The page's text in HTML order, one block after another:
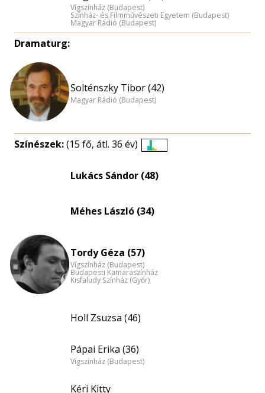
Vígszínház (Budapest)
Színház- és Filmművészeti Egyetem (Budapest)
Magyar Rádió (Budapest)
Dramaturg:
Solténszky Tibor (42)
Magyar Rádió (Budapest)
Színészek:(15 fő, átl. 36 év)
eloszlás
Lukács Sándor (48)
Méhes László (34)
Tordy Géza (57)
Vígszínház (Budapest)
Budapesti Kamaraszínház
Kisfaludy Színház (Győr)
Holl Zsuzsa (46)
Pápai Erika (36)
Vígszínház (Budapest)
Kéri Kitty